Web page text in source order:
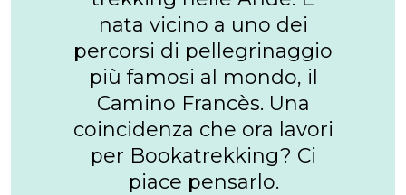
nata vicino a uno dei
percorsi di pellegrinaggio
più famosi al mondo, il
Camino Francès. Una
coincidenza che ora lavori
per Bookatrekking? Ci
piace pensarlo.